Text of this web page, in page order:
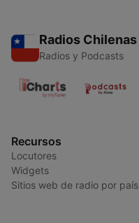
Radios Chilenas
Radios y Podcasts
Recursos
Locutores
Widgets
Sitios web de radio por país